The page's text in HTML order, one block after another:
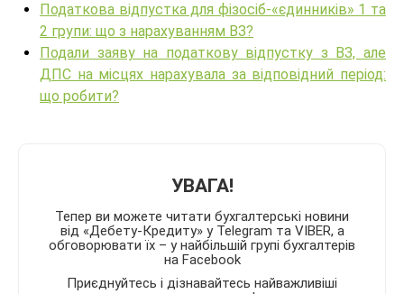
Податкова відпустка для фізосіб-«єдинників» 1 та
2 групи: що з нарахуванням ВЗ?
Подали заяву на податкову відпустку з ВЗ, але
ДПС на місцях нарахувала за відповідний період:
що робити?
УВАГА!
Тепер ви можете читати бухгалтерські новини
від «Дебету-Кредиту» у Telegram та VIBER, а
обговорювати їх – у найбільшій групі бухгалтерів
на Facebook
Приєднуйтесь і дізнавайтесь найважливіші